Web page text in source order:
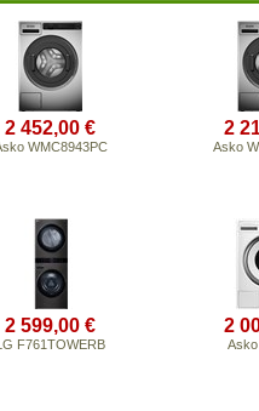
2 452,00 €
WMC8943PC
2
Asko
2 599,00 €
F761TOWERB
2